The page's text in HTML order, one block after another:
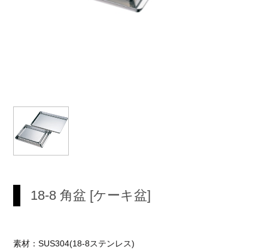
18-8 角盆 [ケーキ盆]
素材：SUS304(18-8ステンレス)